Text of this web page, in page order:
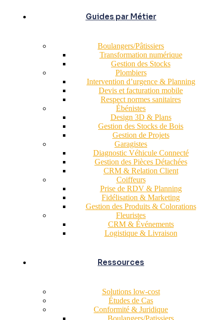
Guides par Métier
Boulangers/Pâtissiers
Transformation numérique
Gestion des Stocks
Plombiers
Intervention d’urgence & Planning
Devis et facturation mobile
Respect normes sanitaires
Ébénistes
Design 3D & Plans
Gestion des Stocks de Bois
Gestion de Projets
Garagistes
Diagnostic Véhicule Connecté
Gestion des Pièces Détachées
CRM & Relation Client
Coiffeurs
Prise de RDV & Planning
Fidélisation & Marketing
Gestion des Produits & Colorations
Fleuristes
CRM & Événements
Logistique & Livraison
Ressources
Solutions low-cost
Études de Cas
Conformité & Juridique
Boulangers/Patissiers